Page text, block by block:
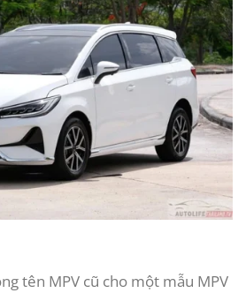
tên MPV cũ cho một mẫu MPV